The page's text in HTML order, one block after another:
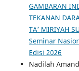
GAMBARAN
TEKANAN
TA’ MIRIYAH
Seminar
Edisi 2026
Nadilah